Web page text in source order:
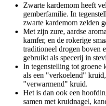
Zwarte kardemom heeft
gemberfamilie. In
zwarte kardemom zelden
Met zijn zure, aardse
kamfer, en de rokerige
traditioneel drogen boven
gebruikt als specerij in
In tegenstelling tot groene
als een "verkoelend"
"verwarmend" kruid.
Het is dan ook een
samen met kruidnagel,